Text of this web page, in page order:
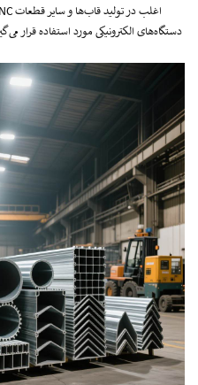
دستگاه‌های الکترونیکی مورد استفاده قرار